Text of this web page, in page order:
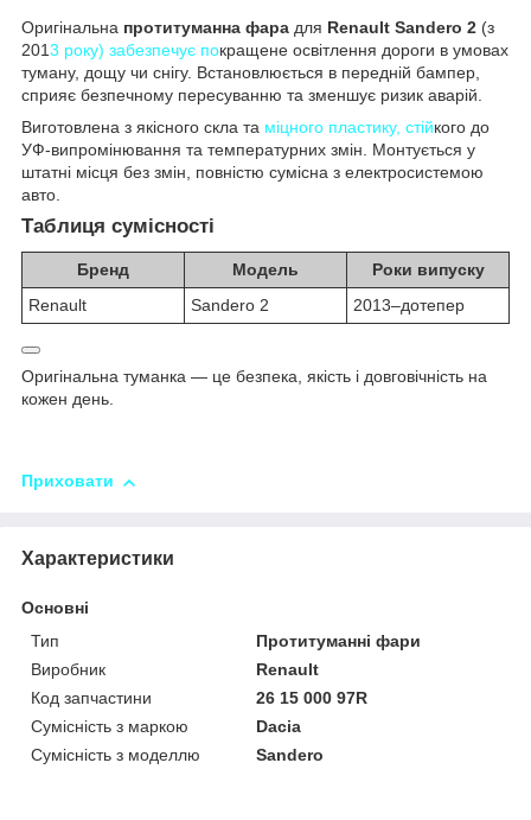
Оригінальна протитуманна фара для Renault Sandero 2 (з
2013 року) забезпечує покращене освітлення дороги в умовах
туману, дощу чи снігу. Встановлюється в передній бампер,
сприяє безпечному пересуванню та зменшує ризик аварій.
Виготовлена з якісного скла та міцного пластику, стійкого до
УФ-випромінювання та температурних змін. Монтується у
штатні місця без змін, повністю сумісна з електросистемою
авто.
Таблиця сумісності
Бренд Модель
Роки випуску
Renault
Sandero 2 2013–дотепер
Оригінальна туманка — це безпека, якість і довговічність на
кожен день.
Приховати
Характеристики
Основні
Тип
Протитуманні фари
Виробник
Renault
Код запчастини
26 15 000 97R
Сумісність з маркою
Dacia
Сумісність з моделлю
Sandero